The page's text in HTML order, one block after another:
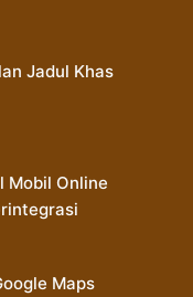
Jadul Khas
Mobil Online
Maps